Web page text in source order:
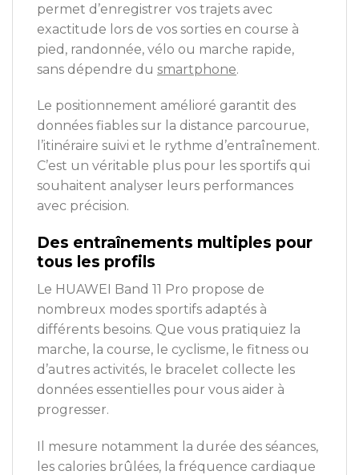
permet d’enregistrer vos trajets avec
exactitude lors de vos sorties en course à
pied, randonnée, vélo ou marche rapide,
sans dépendre du smartphone.
Le positionnement amélioré garantit des
données fiables sur la distance parcourue,
l’itinéraire suivi et le rythme d’entraînement.
C’est un véritable plus pour les sportifs qui
souhaitent analyser leurs performances
avec précision.
Des entraînements multiples pour
tous les profils
Le HUAWEI Band 11 Pro propose de
nombreux modes sportifs adaptés à
différents besoins. Que vous pratiquiez la
marche, la course, le cyclisme, le fitness ou
d’autres activités, le bracelet collecte les
données essentielles pour vous aider à
progresser.
Il mesure notamment la durée des séances,
les calories brûlées, la fréquence cardiaque